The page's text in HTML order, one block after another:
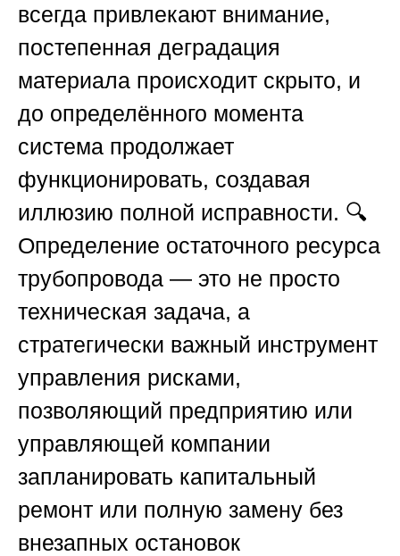
всегда привлекают внимание,
постепенная деградация
материала происходит скрыто, и
до определённого момента
система продолжает
функционировать, создавая
иллюзию полной исправности. 🔍
Определение остаточного ресурса
трубопровода — это не просто
техническая задача, а
стратегически важный инструмент
управления рисками,
позволяющий предприятию или
управляющей компании
запланировать капитальный
ремонт или полную замену без
внезапных остановок